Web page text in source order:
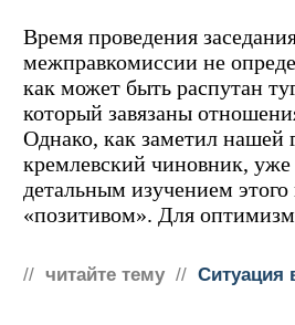
Время проведения
межправкомиссии не
как может быть распутан
который завязаны
Однако, как заметил нашей
кремлевский чиновник, уже
детальным изучением этого
«позитивом». Для
// читайте тему // Ситуация